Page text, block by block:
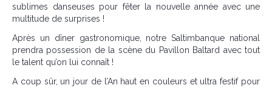
sublimes danseuses pour fêter la nouvelle année avec une
multitude de surprises !
Après un dîner gastronomique, notre Saltimbanque national
prendra possession de la scène du Pavillon Baltard avec tout
le talent qu’on lui connaît !
A coup sûr, un jour de l’An haut en couleurs et ultra festif pour